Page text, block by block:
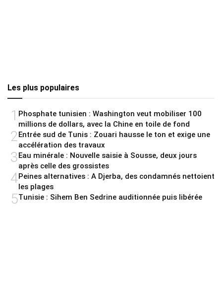
Les plus populaires
1 Phosphate tunisien : Washington veut mobiliser 100
millions de dollars, avec la Chine en toile de fond
2Entrée sud de Tunis : Zouari hausse le ton et exige une
accélération des travaux
3Eau minérale : Nouvelle saisie à Sousse, deux jours
après celle des grossistes
4Peines alternatives : A Djerba, des condamnés nettoient
les plages
5Tunisie : Sihem Ben Sedrine auditionnée puis libérée